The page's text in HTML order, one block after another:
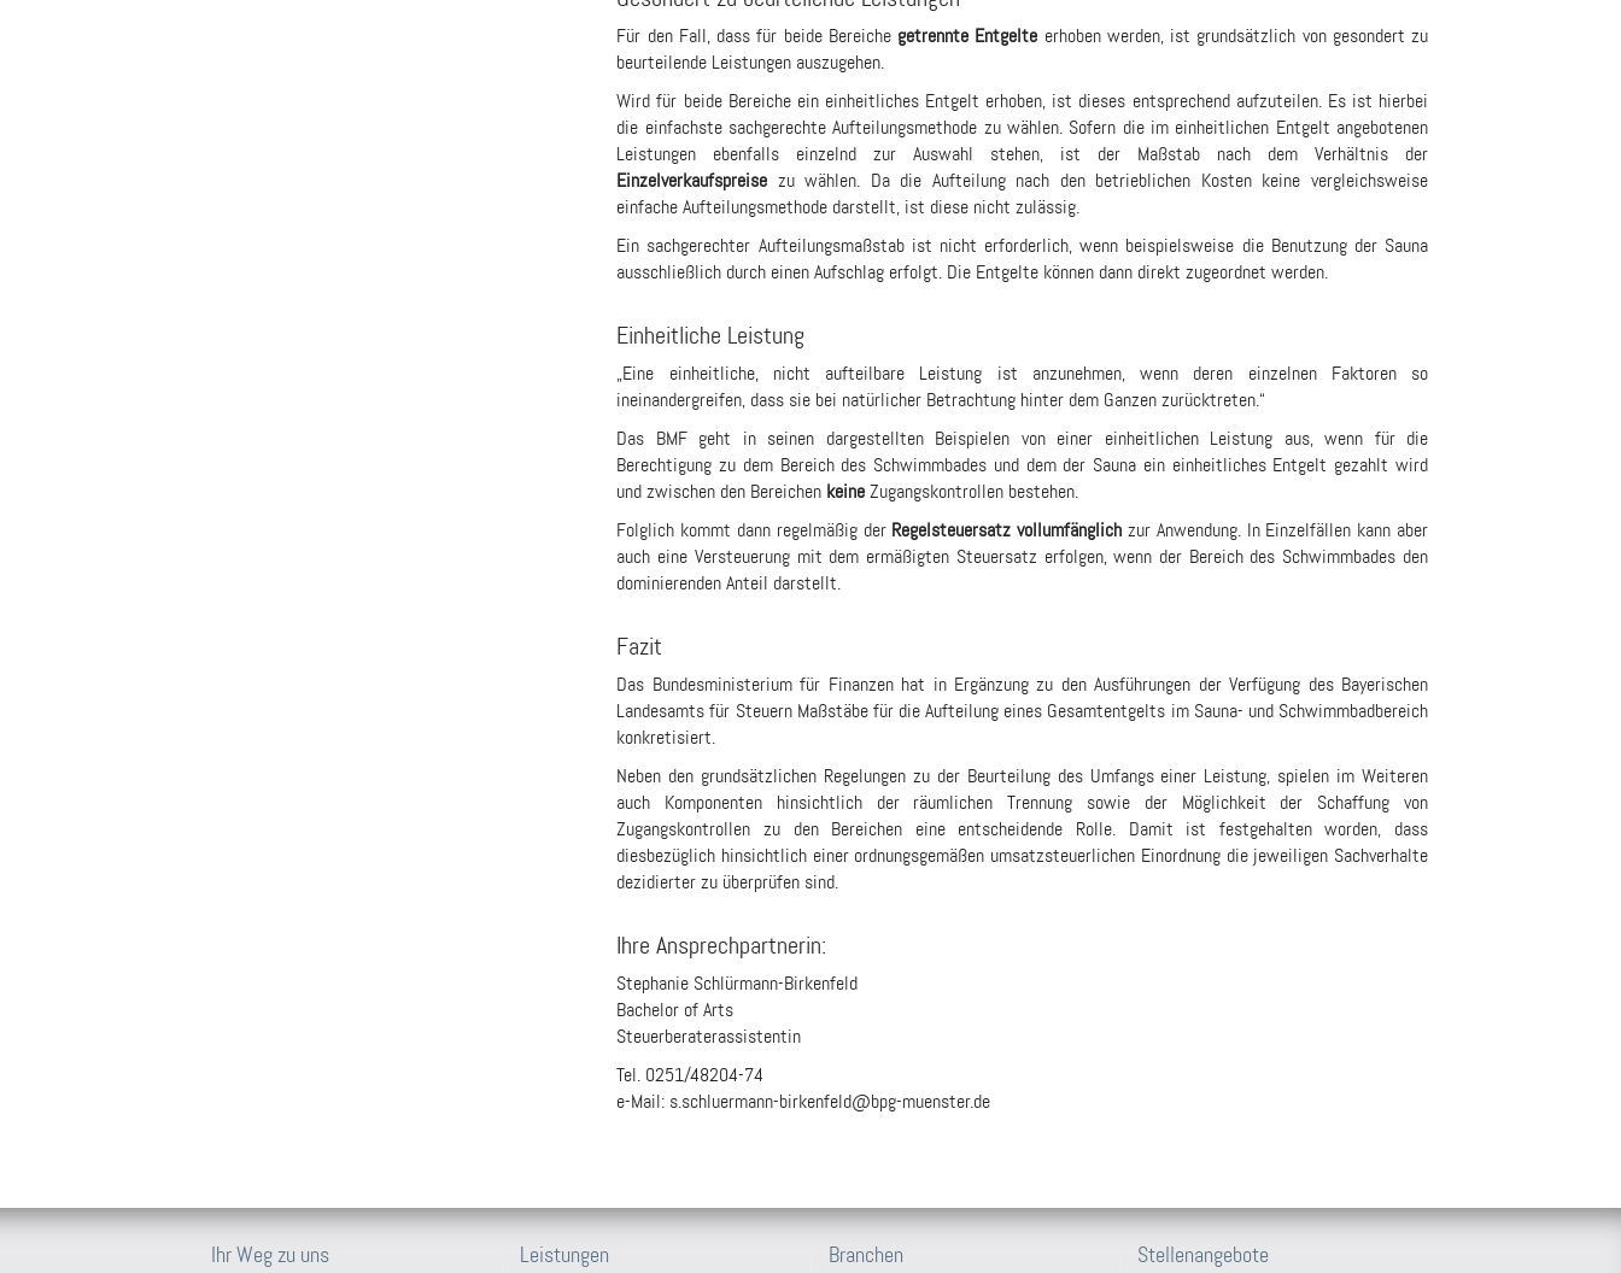
Für den Fall, dass für beide Bereiche getrennte Entgelte erhoben werden, ist grundsätzlich von gesondert zu
beurteilende Leistungen auszugehen.
Wird für beide Bereiche ein einheitliches Entgelt erhoben, ist dieses entsprechend aufzuteilen. Es ist hierbei
die einfachste sachgerechte Aufteilungsmethode zu wählen. Sofern die im einheitlichen Entgelt angebotenen
Leistungen ebenfalls einzelnd zur Auswahl stehen, ist der Maßstab nach dem Verhältnis der
Einzelverkaufspreise zu wählen. Da die Aufteilung nach den betrieblichen Kosten keine vergleichsweise
einfache Aufteilungsmethode darstellt, ist diese nicht zulässig.
Ein sachgerechter Aufteilungsmaßstab ist nicht erforderlich, wenn beispielsweise die Benutzung der Sauna
ausschließlich durch einen Aufschlag erfolgt. Die Entgelte können dann direkt zugeordnet werden.
Einheitliche Leistung
„Eine einheitliche, nicht aufteilbare Leistung ist anzunehmen, wenn deren einzelnen Faktoren so
ineinandergreifen, dass sie bei natürlicher Betrachtung hinter dem Ganzen zurücktreten.“
Das BMF geht in seinen dargestellten Beispielen von einer einheitlichen Leistung aus, wenn für die
Berechtigung zu dem Bereich des Schwimmbades und dem der Sauna ein einheitliches Entgelt gezahlt wird
und zwischen den Bereichen keineZugangskontrollen bestehen.
Folglich kommt dann regelmäßig der Regelsteuersatz vollumfänglich zur Anwendung. In Einzelfällen kann aber
auch eine Versteuerung mit dem ermäßigten Steuersatz erfolgen, wenn der Bereich des Schwimmbades den
dominierenden Anteil darstellt.
Fazit
Das Bundesministerium für Finanzen hat in Ergänzung zu den Ausführungen der Verfügung des Bayerischen
Landesamts für Steuern Maßstäbe für die Aufteilung eines Gesamtentgelts im Sauna- und Schwimmbadbereich
konkretisiert.
Neben den grundsätzlichen Regelungen zu der Beurteilung des Umfangs einer Leistung, spielen im Weiteren
auch Komponenten hinsichtlich der räumlichen Trennung sowie der Möglichkeit der Schaffung von
Zugangskontrollen zu den Bereichen eine entscheidende Rolle. Damit ist festgehalten worden, dass
diesbezüglich hinsichtlich einer ordnungsgemäßen umsatzsteuerlichen Einordnung die jeweiligen Sachverhalte
dezidierter zu überprüfen sind.
Ihre Ansprechpartnerin:
Stephanie Schlürmann-Birkenfeld
Bachelor of Arts
Steuerberaterassistentin
Tel. 0251/48204-74
e-Mail: s.schluermann-birkenfeld@bpg-muenster.de
Ihr Weg zu uns Leistungen Branchen Stellenangebote